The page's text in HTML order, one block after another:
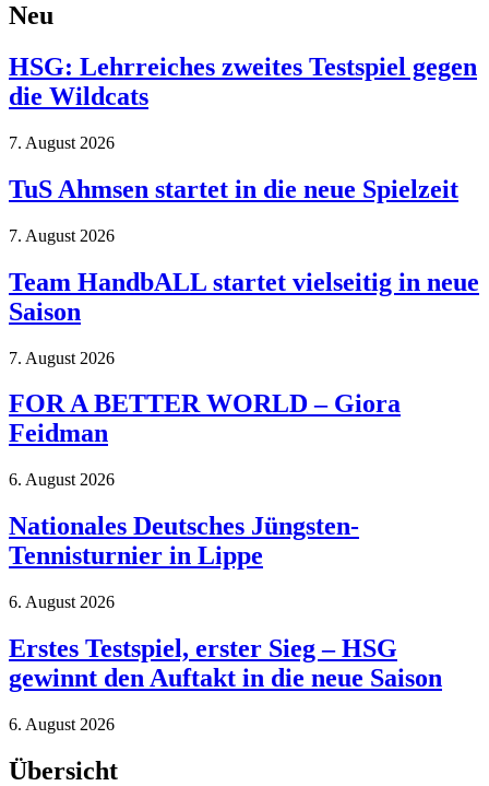
Neu
HSG: Lehrreiches zweites Testspiel gegen
die Wildcats
7. August 2026
TuS Ahmsen startet in die neue Spielzeit
7. August 2026
Team HandbALL startet vielseitig in neue
Saison
7. August 2026
FOR A BETTER WORLD – Giora
Feidman
6. August 2026
Nationales Deutsches Jüngsten-
Tennisturnier in Lippe
6. August 2026
Erstes Testspiel, erster Sieg – HSG
gewinnt den Auftakt in die neue Saison
6. August 2026
Übersicht